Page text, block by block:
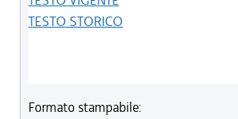
TESTO STORICO
Formato stampabile: